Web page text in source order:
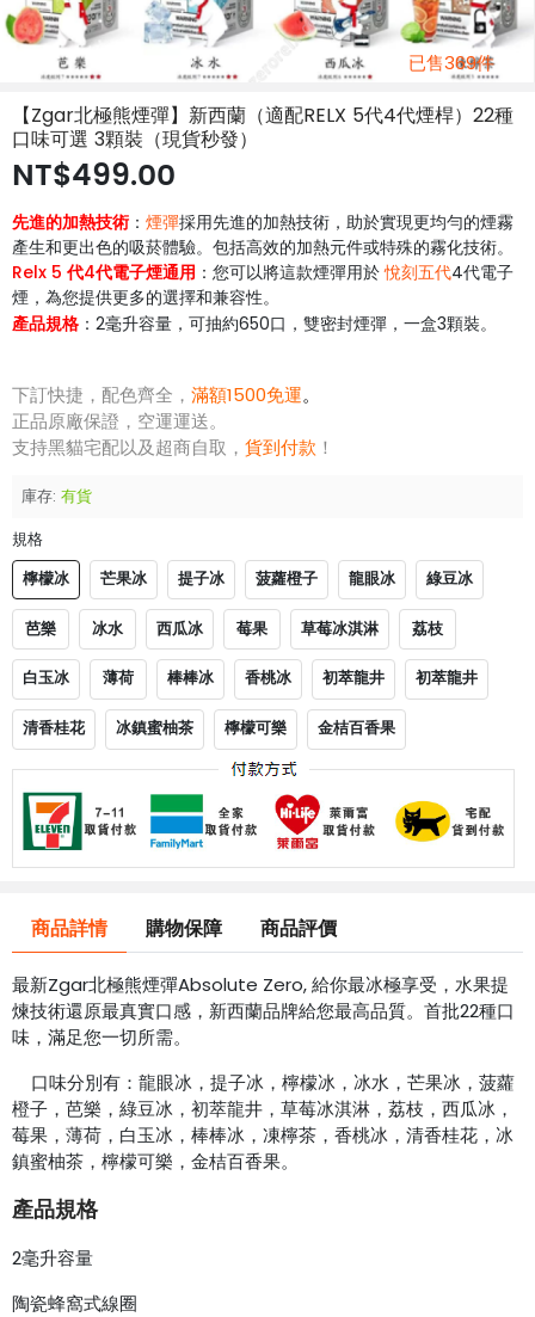
已售369件
【Zgar北極熊煙彈】新西蘭（適配RELX 5代4代煙桿）22種
口味可選 3顆裝（現貨秒發）
NT$499.00
先進的加熱技術 ： 煙彈採用先進的加熱技術，助於實現更均勻的煙霧
產生和更出色的吸菸體驗。包括高效的加熱元件或特殊的霧化技術。
Relx 5 代4代電子煙通用 ：您可以將這款煙彈用於悅刻五代4代電子
煙，為您提供更多的選擇和兼容性。
產品規格 ：2毫升容量， 可抽約650口，雙密封煙彈，一盒3顆裝。
下訂快捷，配色齊全， 滿額1500免運。
正品原廠保證，空運運送。
支持黑貓宅配以及超商自取， 貨到付款 ！
庫存: 有貨
規格
檸檬冰 芒果冰 提子冰 菠蘿橙子 龍眼冰
綠豆冰
芭樂
冰水 西瓜冰 莓果 草莓冰淇淋
荔枝
白玉冰
薄荷 棒棒冰 香桃冰 初萃龍井
初萃龍井
清香桂花
冰鎮蜜柚茶 檸檬可樂 金桔百香果
商品詳情 購物保障 商品評價
最新Zgar北極熊煙彈Absolute Zero, 給你最冰極享受，水果提
煉技術還原最真實口感，新西蘭品牌給您最高品質。首批22種口
味，滿足您一切所需。
口味分別有：龍眼冰，提子冰，檸檬冰，冰水，芒果冰，菠蘿
橙子，芭樂，綠豆冰，初萃龍井，草莓冰淇淋，荔枝，西瓜冰，
莓果，薄荷，白玉冰，棒棒冰，凍檸茶，香桃冰，清香桂花，冰
鎮蜜柚茶，檸檬可樂，金桔百香果。
產品規格
2毫升容量
陶瓷蜂窩式線圈